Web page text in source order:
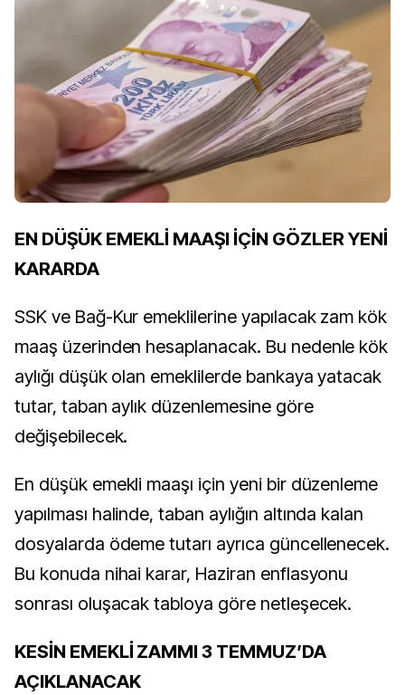
EN DÜŞÜK EMEKLİ MAAŞI İÇİN GÖZLER YENİ
KARARDA
SSK ve Bağ-Kur emeklilerine yapılacak zam kök
maaş üzerinden hesaplanacak. Bu nedenle kök
aylığı düşük olan emeklilerde bankaya yatacak
tutar, taban aylık düzenlemesine göre
değişebilecek.
En düşük emekli maaşı için yeni bir düzenleme
yapılması halinde, taban aylığın altında kalan
dosyalarda ödeme tutarı ayrıca güncellenecek.
Bu konuda nihai karar, Haziran enflasyonu
sonrası oluşacak tabloya göre netleşecek.
KESİN EMEKLİ ZAMMI 3 TEMMUZ’DA
AÇIKLANACAK